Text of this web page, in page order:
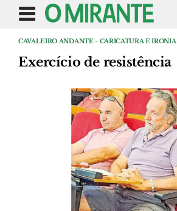
CAVALEIRO ANDANTE - CARICATURA E IRONIA
Exercício de resistência